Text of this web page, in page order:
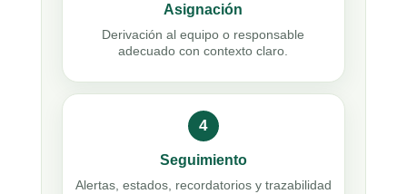
Asignación
Derivación al equipo o responsable
adecuado con contexto claro.
4
Seguimiento
Alertas, estados, recordatorios y trazabilidad